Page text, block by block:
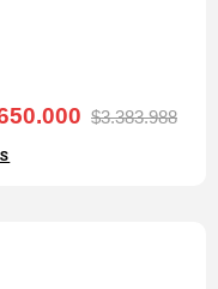
$3.383.988